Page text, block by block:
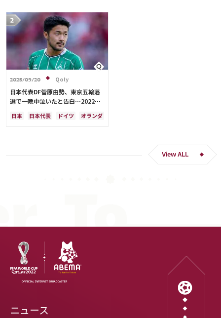
2025/09/20 Qoly
日本代表DF菅原由勢、東京五輪落
選で一晩中泣いたと告白…2022年
く「受け入れるのは難しかった」
日本 日本代表 ドイツ オランダ
View ALL
ニュース